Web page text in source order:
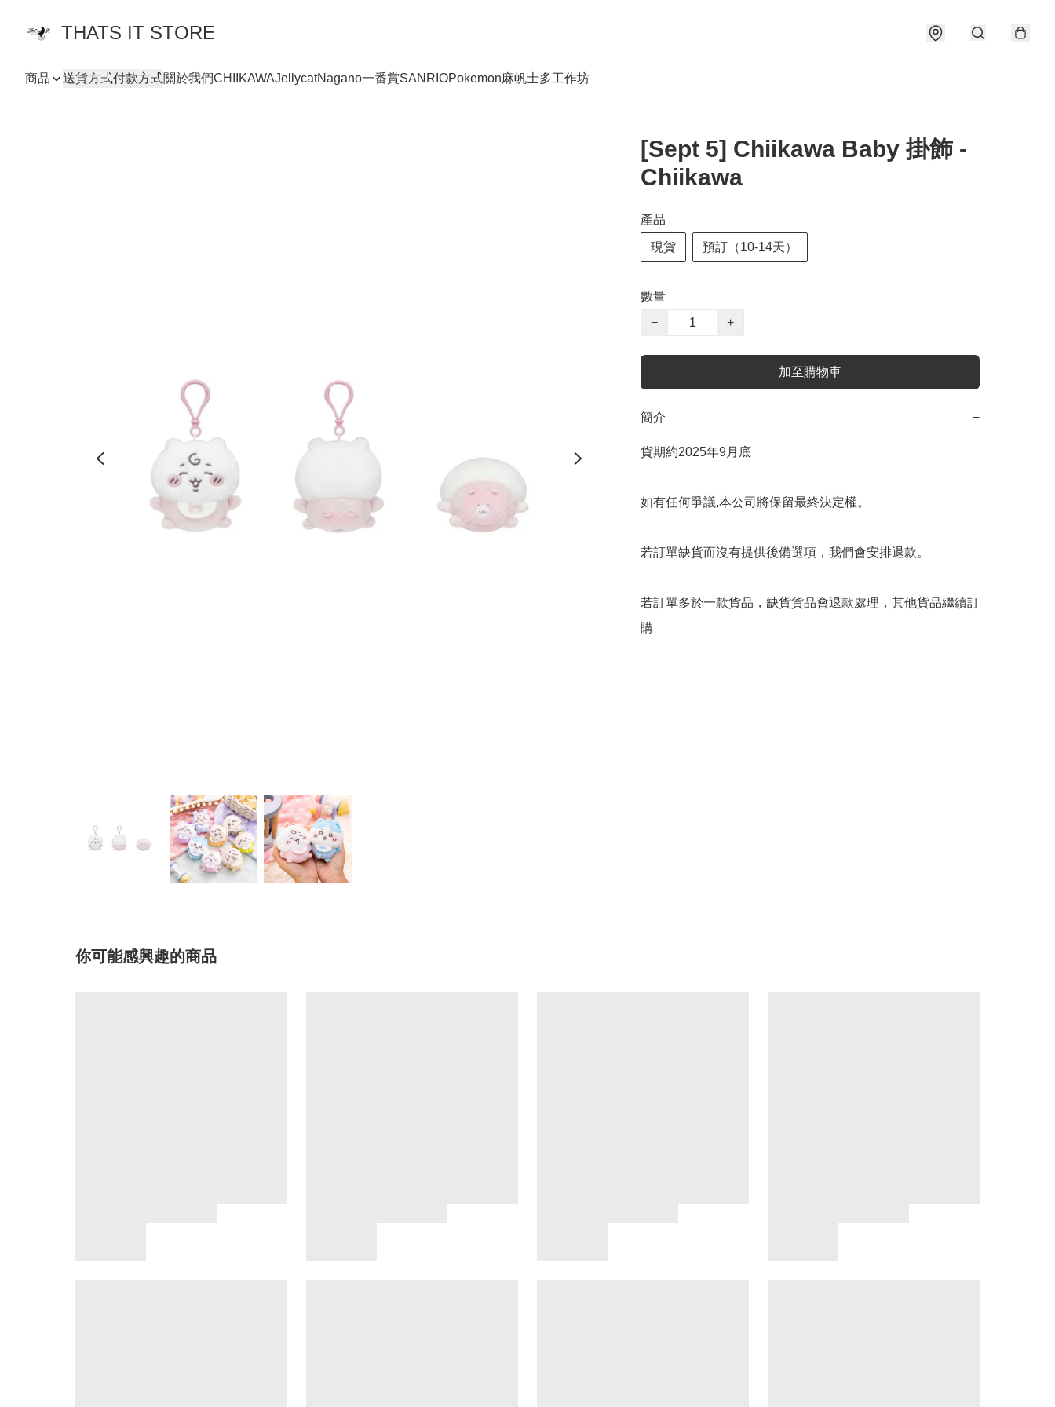
THATS IT STORE
商品 送貨方式付款方式關於我們CHIIKAWAJellycatNagano一番賞SANRIOPokemon麻帆士多工作坊
[Sept 5] Chiikawa Baby 掛飾 -
Chiikawa
產品
現貨 預訂（10-14天）
數量
−
+
加至購物車
簡介 −
貨期約2025年9月底
如有任何爭議,本公司將保留最終決定權。
若訂單缺貨而沒有提供後備選項，我們會安排退款。
若訂單多於一款貨品，缺貨貨品會退款處理，其他貨品繼續訂
你可能感興趣的商品